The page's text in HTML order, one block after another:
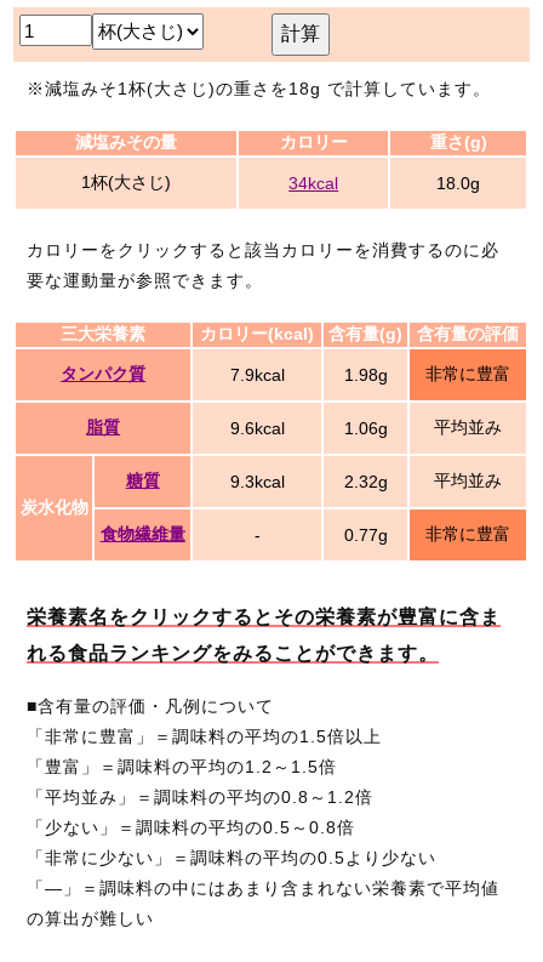
計算
※減塩みそ1杯(大さじ)の重さを18g で計算しています。
減塩みその量 カロリー 重さ(g)
1杯(大さじ) 34kcal 18.0g
カロリーをクリックすると該当カロリーを消費するのに必
要な運動量が参照できます。
三大栄養素 カロリー(kcal) 含有量(g) 含有量の評価
タンパク質 7.9kcal 1.98g 非常に豊富
脂質 9.6kcal 1.06g 平均並み
炭水化物
糖質 9.3kcal 2.32g 平均並み
食物繊維量 - 0.77g 非常に豊富
栄養素名をクリックするとその栄養素が豊富に含ま
れる食品ランキングをみることができます。
■含有量の評価・凡例について
「非常に豊富」＝調味料の平均の1.5倍以上
「豊富」＝調味料の平均の1.2～1.5倍
「平均並み」＝調味料の平均の0.8～1.2倍
「少ない」＝調味料の平均の0.5～0.8倍
「非常に少ない」＝調味料の平均の0.5より少ない
「―」＝調味料の中にはあまり含まれない栄養素で平均値
の算出が難しい